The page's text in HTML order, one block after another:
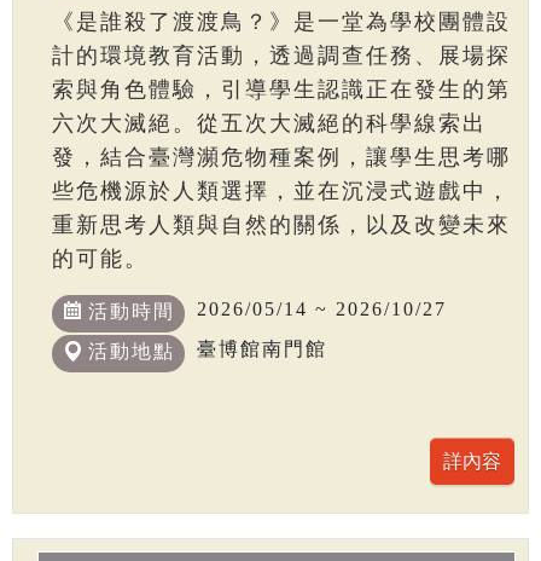
《是誰殺了渡渡鳥？》是一堂為學校團體設
計的環境教育活動，透過調查任務、展場探
索與角色體驗，引導學生認識正在發生的第
六次大滅絕。從五次大滅絕的科學線索出
發，結合臺灣瀕危物種案例，讓學生思考哪
些危機源於人類選擇，並在沉浸式遊戲中，
重新思考人類與自然的關係，以及改變未來
的可能。
活動時間 2026/05/14 ~ 2026/10/27
活動地點 臺博館南門館